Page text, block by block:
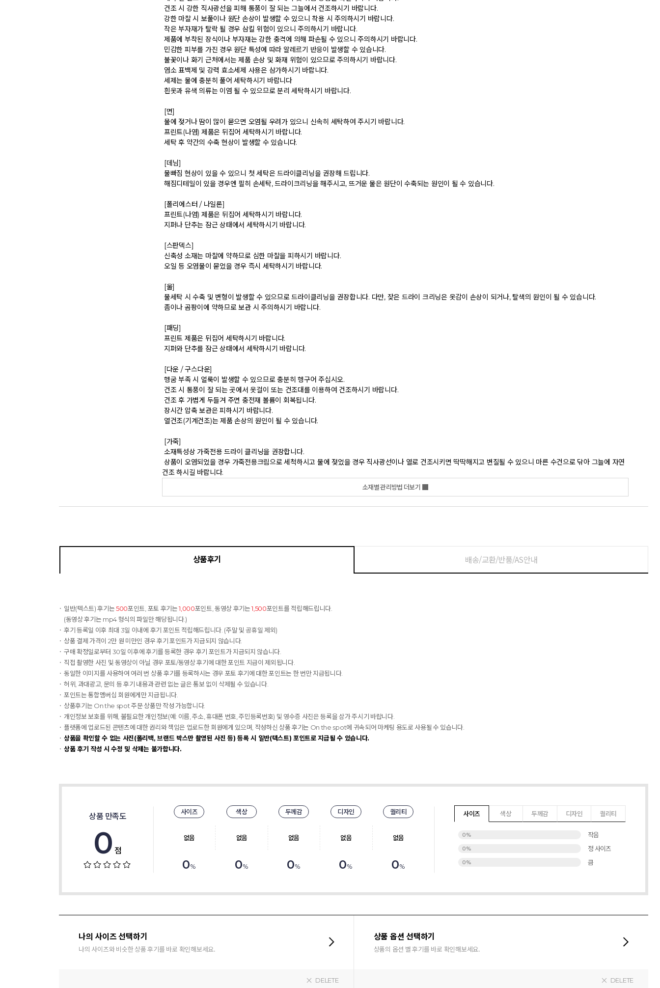
건조 하시길 바랍니다.
소재별 관리방법 더보기
상품후기 배송/교환/반품/AS안내
일반(텍스트) 후기는500포인트, 포토 후기는1,000포인트, 동영상 후기는1,500포인트를 적립해드립니다.
(동영상 후기는 mp4 형식의 파일만 해당됩니다.)
후기 등록일 이후 최대 3일 이내에 후기 포인트 적립해드립니다. (주말 및 공휴일 제외)
상품 결제 가격이 2만 원 미만인 경우 후기 포인트가 지급되지 않습니다.
구매 확정일로부터 30일 이후에 후기를 등록한 경우 후기 포인트가 지급되지 않습니다.
직접 촬영한 사진 및 동영상이 아닐 경우 포토/동영상 후기에 대한 포인트 지급이 제외됩니다.
동일한 이미지를 사용하여 여러 번 상품 후기를 등록하시는 경우 포토 후기에 대한 포인트는 한 번만 지급됩니다.
허위, 과대광고, 문의 등 후기 내용과 관련 없는 글은 통보 없이 삭제될 수 있습니다.
포인트는 통합멤버십 회원에게만 지급됩니다.
상품후기는 On the spot 주문 상품만 작성 가능합니다.
개인정보 보호를 위해, 불필요한 개인정보(예: 이름, 주소, 휴대폰 번호, 주민등록번호) 및 영수증 사진은 등록을 삼가 주시기 바랍니다.
플랫폼에 업로드된 콘텐츠에 대한 권리와 책임은 업로드한 회원에게 있으며, 작성하신 상품 후기는 On the spot에 귀속되어 마케팅 용도로 사용될 수 있습니다.
상품을 확인할 수 없는 사진(폴리백, 브랜드 박스만 촬영된 사진 등) 등록 시 일반(텍스트) 포인트로 지급될 수 있습니다.
상품 후기 작성 시 수정 및 삭제는 불가합니다.
상품 만족도
0 점
사이즈
없음
0%
색상
없음
0%
두께감
없음
0%
디자인
없음
0%
퀄리티
없음
0%
사이즈 색상 두께감 디자인 퀄리티
0% 작음
0% 정 사이즈
0% 큼
나의 사이즈 선택하기
나의 사이즈와 비슷한 상품 후기를 바로 확인해보세요.
DELETE
상품 옵션 선택하기
상품의 옵션 별 후기를 바로 확인해보세요.
DELETE